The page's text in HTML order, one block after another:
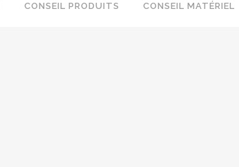
CONSEIL PRODUITS CONSEIL MATÉRIEL